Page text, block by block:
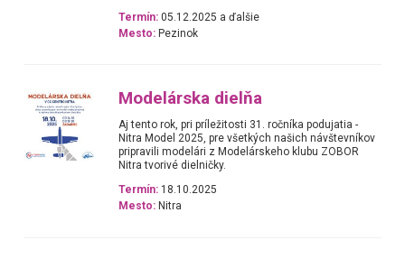
Termín: 05.12.2025 a ďalšie
Mesto: Pezinok
Modelárska dielňa
Aj tento rok, pri príležitosti 31. ročníka podujatia -
Nitra Model 2025, pre všetkých našich návštevníkov
pripravili modelári z Modelárskeho klubu ZOBOR
Nitra tvorivé dielničky.
Termín: 18.10.2025
Mesto: Nitra